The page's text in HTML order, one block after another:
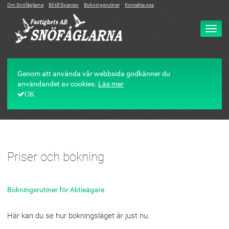
Om Snöfåglarna Bil till Spanien Bokningsrutiner Kontakta oss
Genom att använda vår webbsida godkänner du
användandet av cookies. Läs mer
OK
Priser och bokning
Bokningsrutiner för Aktieägare
Här kan du se hur bokningsläget är just nu.